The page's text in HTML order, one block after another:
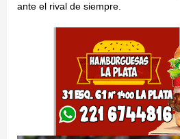
ante el rival de siempre.